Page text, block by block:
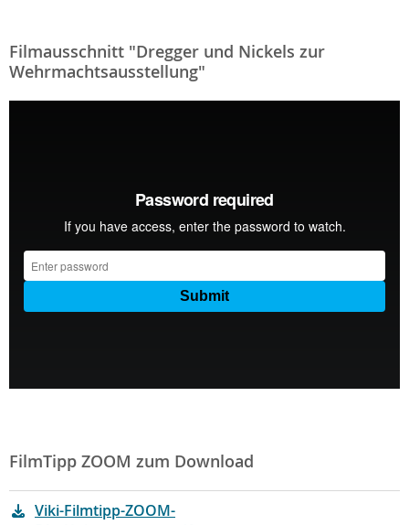
Filmausschnitt "Dregger und Nickels zur
Wehrmachtsausstellung"
FilmTipp ZOOM zum Download
Viki-Filmtipp-ZOOM-